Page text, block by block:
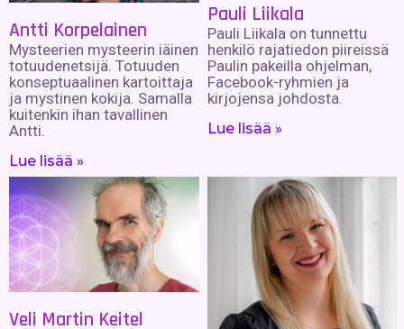
Antti Korpelainen
Mysteerien mysteerin iäinen
totuudenetsijä. Totuuden
konseptuaalinen kartoittaja
ja mystinen kokija. Samalla
kuitenkin ihan tavallinen
Antti.
Lue lisää »
Pauli Liikala
Pauli Liikala on tunnettu
henkilö rajatiedon piireissä
Paulin pakeilla ohjelman,
Facebook-ryhmien ja
kirjojensa johdosta.
Lue lisää »
Veli Martin Keitel